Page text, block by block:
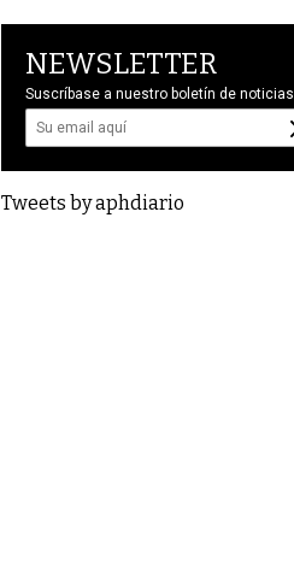
NEWSLETTER
Suscríbase a nuestro boletín de noticias
Tweets by aphdiario